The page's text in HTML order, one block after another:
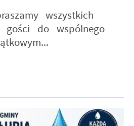
wszystkich
gości do wspólnego